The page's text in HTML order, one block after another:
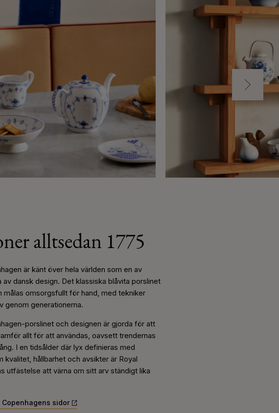
alltsedan 1775
är känt över hela världen som en av
av dansk design. Det klassiska blåvita porslinet
målas omsorgsfullt för hand, med tekniker
genom generationerna.
porslinet och designen är gjorda för att
allt för att användas, oavsett trendernas
I en tidsålder där lyx definieras med
kvalitet, hållbarhet och avsikter är Royal
utfästelse att värna om sitt arv ständigt lika
Copenhagens sidor